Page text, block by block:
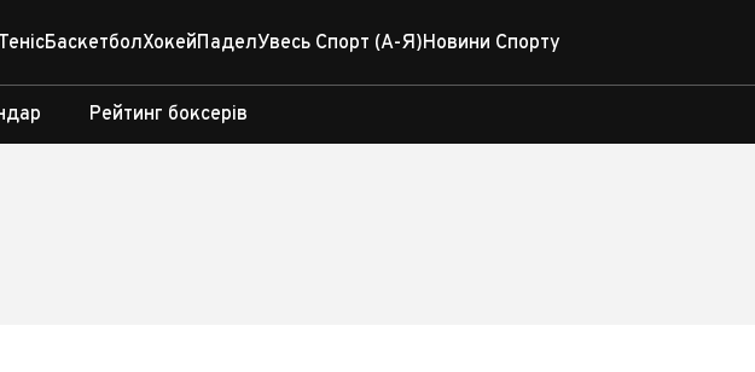
ТенісБаскетболХокейПаделУвесь Спорт (А-Я)Новини Спорту
Рейтинг боксерів